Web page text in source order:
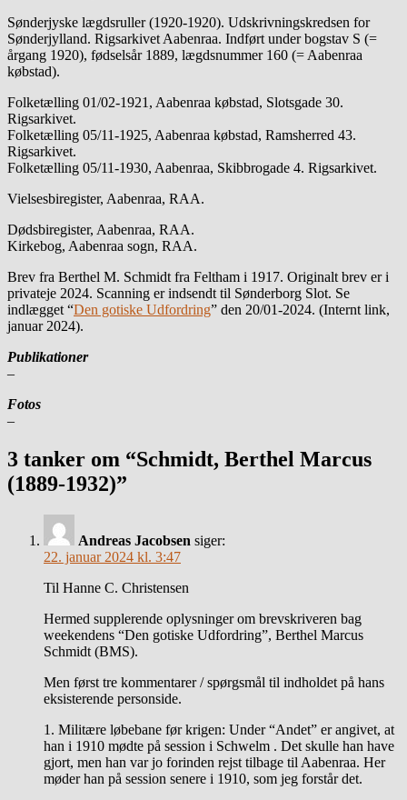
Sønderjyske lægdsruller (1920-1920). Udskrivningskredsen for
Sønderjylland. Rigsarkivet Aabenraa. Indført under bogstav S (=
årgang 1920), fødselsår 1889, lægdsnummer 160 (= Aabenraa
købstad).
Folketælling 01/02-1921, Aabenraa købstad, Slotsgade 30.
Rigsarkivet.
Folketælling 05/11-1925, Aabenraa købstad, Ramsherred 43.
Rigsarkivet.
Folketælling 05/11-1930, Aabenraa, Skibbrogade 4. Rigsarkivet.
Vielsesbiregister, Aabenraa, RAA.
Dødsbiregister, Aabenraa, RAA.
Kirkebog, Aabenraa sogn, RAA.
Brev fra Berthel M. Schmidt fra Feltham i 1917. Originalt brev er i
privateje 2024. Scanning er indsendt til Sønderborg Slot. Se
indlægget “Den gotiske Udfordring” den 20/01-2024. (Internt link,
januar 2024).
Publikationer
–
Fotos
–
3 tanker om “Schmidt, Berthel Marcus
(1889-1932)”
Andreas Jacobsen siger:
22. januar 2024 kl. 3:47
Til Hanne C. Christensen
Hermed supplerende oplysninger om brevskriveren bag
weekendens “Den gotiske Udfordring”, Berthel Marcus
Schmidt (BMS).
Men først tre kommentarer / spørgsmål til indholdet på hans
eksisterende personside.
1. Militære løbebane før krigen: Under “Andet” er angivet, at
han i 1910 mødte på session i Schwelm . Det skulle han have
gjort, men han var jo forinden rejst tilbage til Aabenraa. Her
møder han på session senere i 1910, som jeg forstår det.